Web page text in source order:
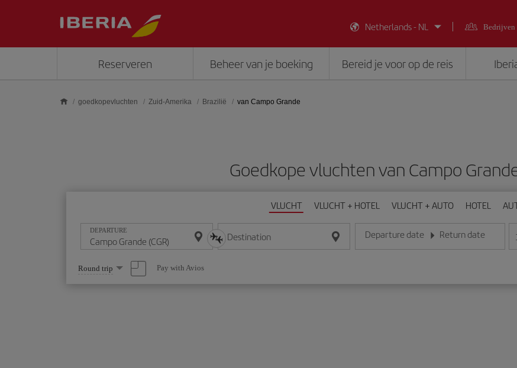
Netherlands - NL
Bedrijven
Reserveren Beheer van je boeking Bereid je voor op de reis
goedkopevluchten Zuid-Amerika Brazilië van Campo Grande
Goedkope vluchten van Campo
VLUCHT VLUCHT + HOTEL VLUCHT + AUTO HOTEL
DEPARTURE Destination Departure date
Voer de datum in het formaat dag/maand/jaar
Return date
Voer de datum in het
Select
one
option
Round trip Pay with Avios